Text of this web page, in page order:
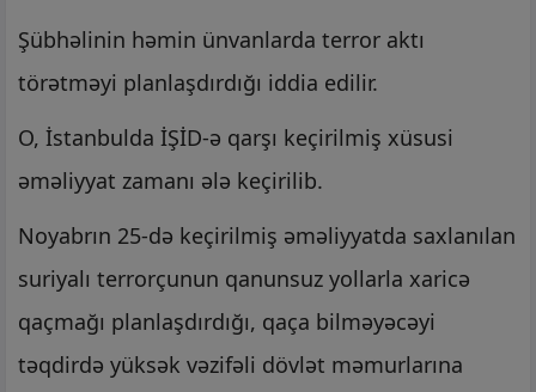
Şübhəlinin həmin ünvanlarda terror aktı
törətməyi planlaşdırdığı iddia edilir.
O, İstanbulda İŞİD-ə qarşı keçirilmiş xüsusi
əməliyyat zamanı ələ keçirilib.
Noyabrın 25-də keçirilmiş əməliyyatda saxlanılan
suriyalı terrorçunun qanunsuz yollarla xaricə
qaçmağı planlaşdırdığı, qaça bilməyəcəyi
təqdirdə yüksək vəzifəli dövlət məmurlarına